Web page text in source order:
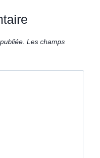
Les champs